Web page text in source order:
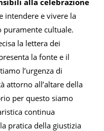
intendere e vivere la
puramente cultuale.
la lettera dei
la fonte e il
l’urgenza di
attorno all’altare della
per questo siamo
continua
pratica della giustizia